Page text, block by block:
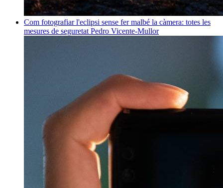
Com fotografiar l'eclipsi sense fer malbé la càmera: totes les
mesures de seguretat Pedro Vicente-Mullor